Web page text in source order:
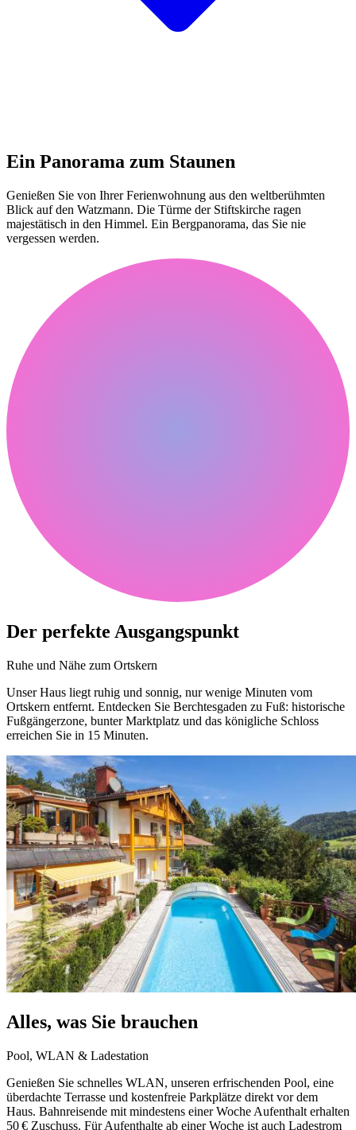
Ein Panorama zum Staunen
Genießen Sie von Ihrer Ferienwohnung aus den weltberühmten
Blick auf den Watzmann. Die Türme der Stiftskirche ragen
majestätisch in den Himmel. Ein Bergpanorama, das Sie nie
vergessen werden.
Der perfekte Ausgangspunkt
Ruhe und Nähe zum Ortskern
Unser Haus liegt ruhig und sonnig, nur wenige Minuten vom
Ortskern entfernt. Entdecken Sie Berchtesgaden zu Fuß: historische
Fußgängerzone, bunter Marktplatz und das königliche Schloss
erreichen Sie in 15 Minuten.
Alles, was Sie brauchen
Pool, WLAN & Ladestation
Genießen Sie schnelles WLAN, unseren erfrischenden Pool, eine
überdachte Terrasse und kostenfreie Parkplätze direkt vor dem
Haus. Bahnreisende mit mindestens einer Woche Aufenthalt erhalten
50 € Zuschuss. Für Aufenthalte ab einer Woche ist auch Ladestrom